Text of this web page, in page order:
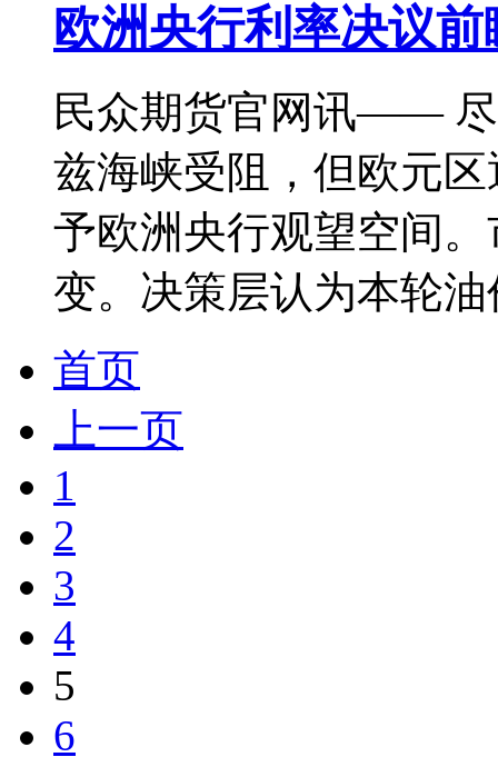
欧洲央行利率决议
民众期货官网讯——
兹海峡受阻，但欧元
予欧洲央行观望空间
变。决策层认为本轮
首页
上一页
1
2
3
4
5
6